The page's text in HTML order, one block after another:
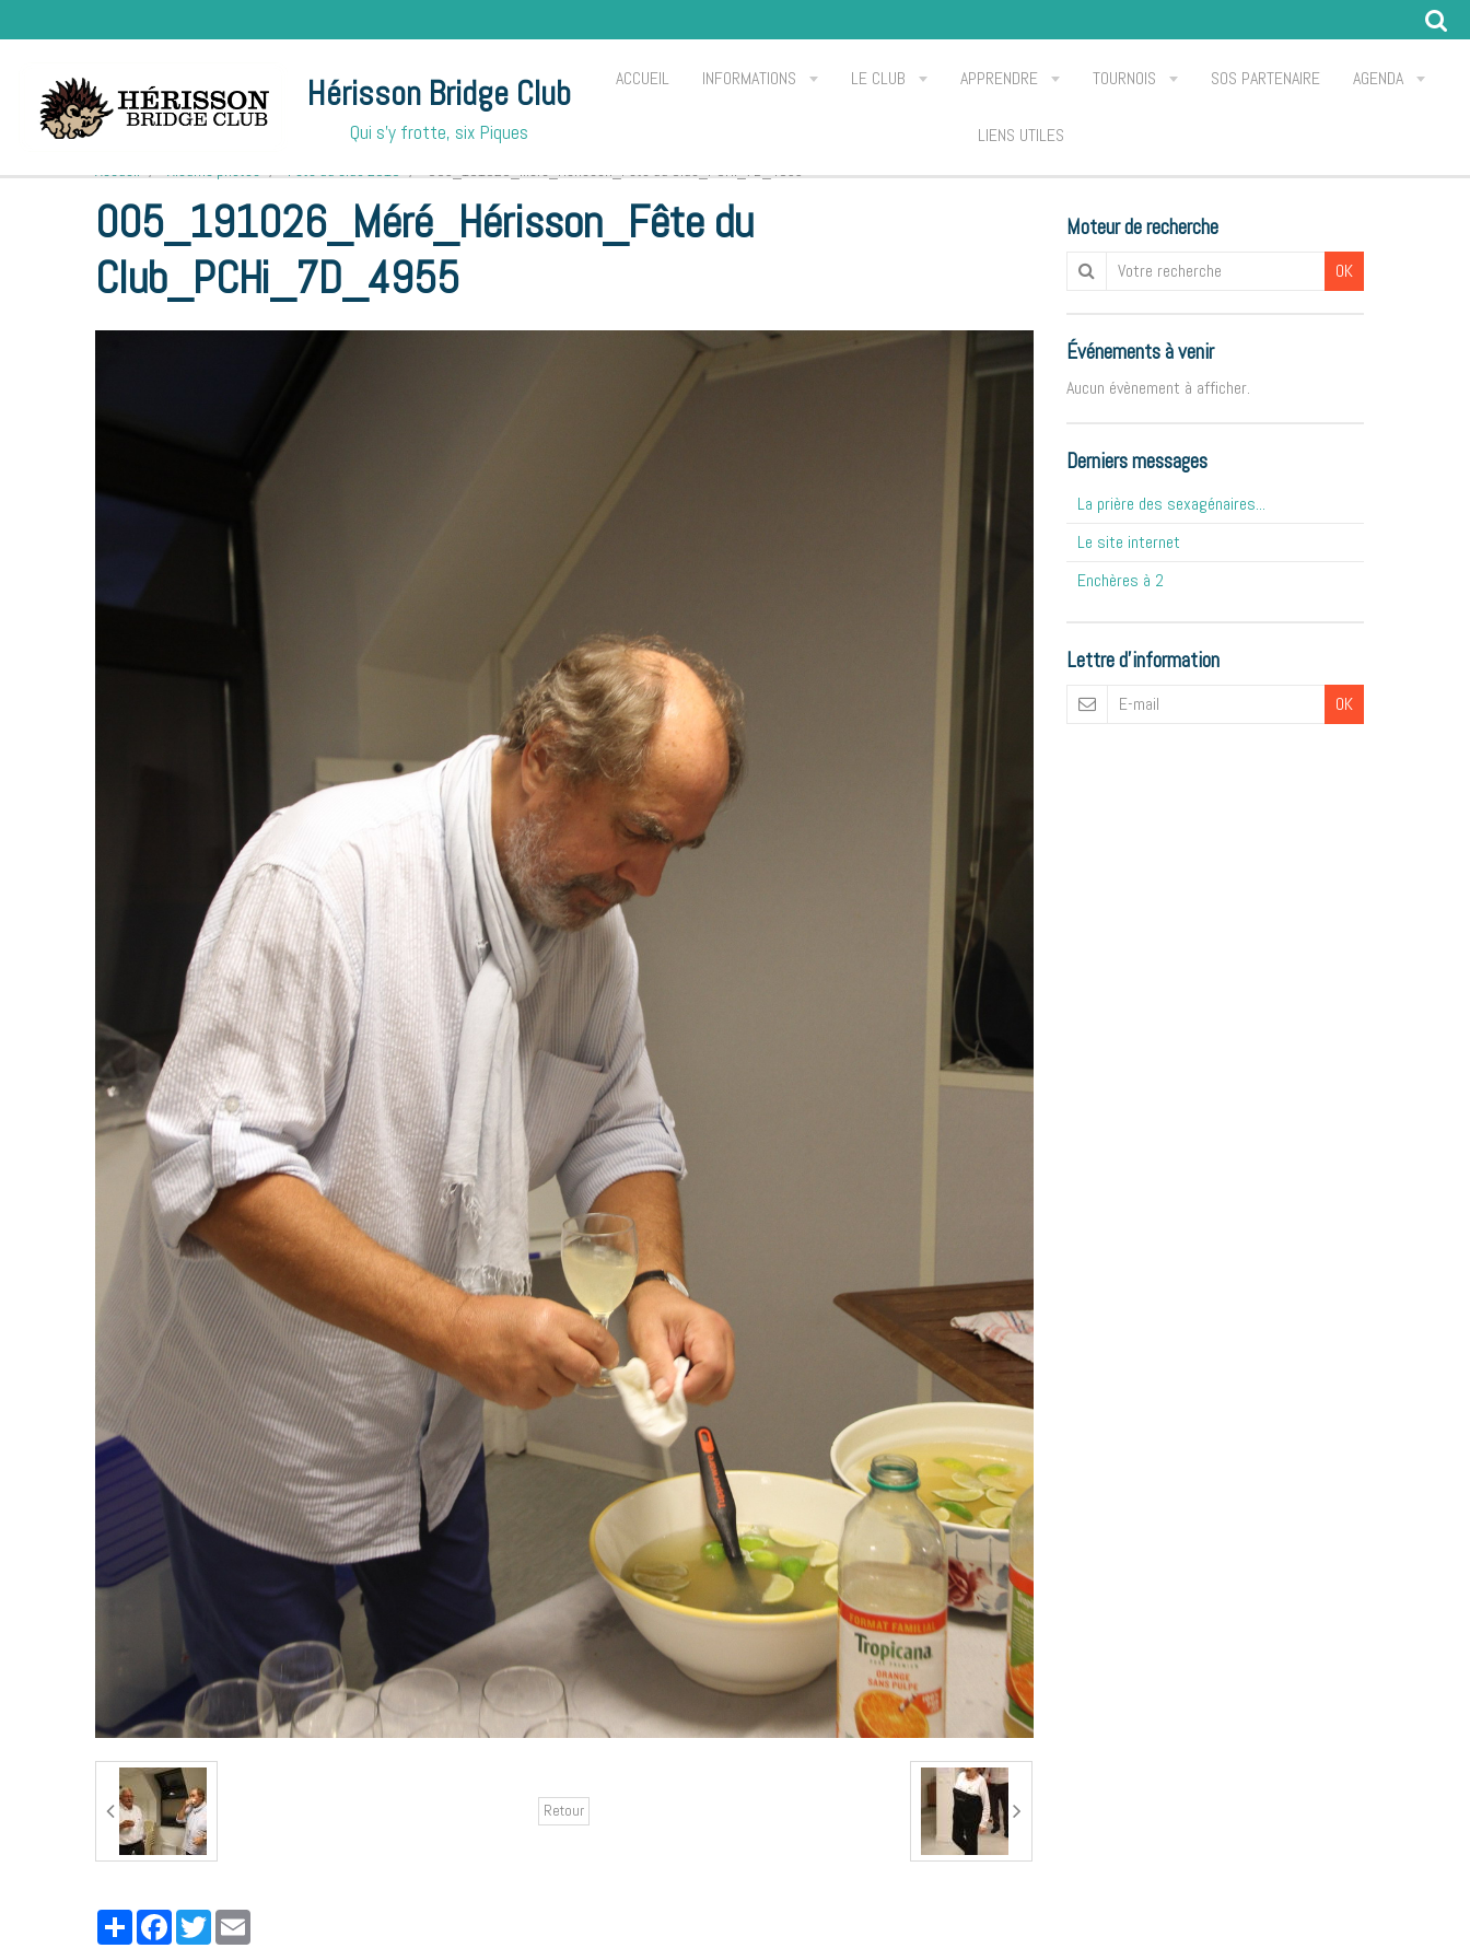
Hérisson Bridge Club
Qui s'y frotte, six Piques
ACCUEIL INFORMATIONS LE CLUB APPRENDRE TOURNOIS SOS PARTENAIRE AGENDA
LIENS UTILES
005_191026_Méré_Hérisson_Fête du
Club_PCHi_7D_4955
Retour
PartagerFacebookTwitter
Moteur de recherche
OK
Événements à venir
Aucun évènement à afficher.
Derniers messages
La prière des sexagénaires...
Le site internet
Enchères à 2
Lettre d'information
OK